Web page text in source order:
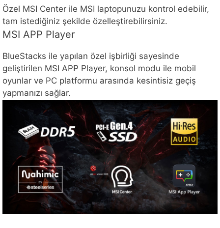
Özel MSI Center ile MSI laptopunuzu kontrol edebilir,
tam istediğiniz şekilde özelleştirebilirsiniz.
MSI APP Player
BlueStacks ile yapılan özel işbirliği sayesinde
geliştirilen MSI APP Player, konsol modu ile mobil
oyunlar ve PC platformu arasında kesintisiz geçiş
yapmanızı sağlar.